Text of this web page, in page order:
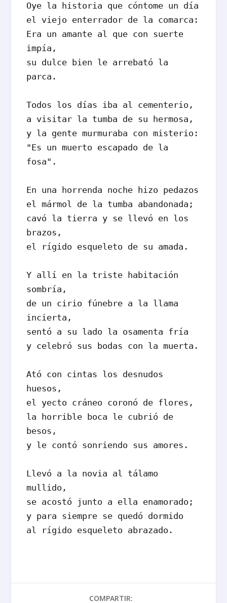
Oye la historia que cóntome un día
el viejo enterrador de la comarca:
Era un amante al que con suerte
impía,
su dulce bien le arrebató la
parca.
Todos los días iba al cementerio,
a visitar la tumba de su hermosa,
y la gente murmuraba con misterio:
"Es un muerto escapado de la
fosa".
En una horrenda noche hizo pedazos
el mármol de la tumba abandonada;
cavó la tierra y se llevó en los
brazos,
el rígido esqueleto de su amada.
Y allí en la triste habitación
sombría,
de un cirio fúnebre a la llama
incierta,
sentó a su lado la osamenta fría
y celebró sus bodas con la muerta.
Ató con cintas los desnudos
huesos,
el yecto cráneo coronó de flores,
la horrible boca le cubrió de
besos,
y le contó sonriendo sus amores.
Llevó a la novia al tálamo
mullido,
se acostó junto a ella enamorado;
y para siempre se quedó dormido
al rígido esqueleto abrazado.
COMPARTIR: